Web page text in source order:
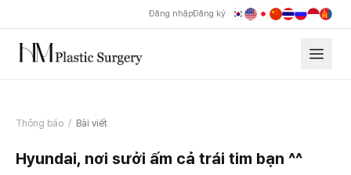
Đăng nhậpĐăng ký
Thông báo / Bài viết
Hyundai, nơi sưởi ấm cả trái tim bạn ^^